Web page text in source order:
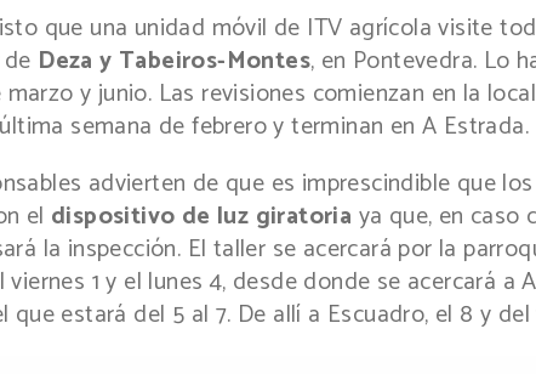
que una unidad móvil de ITV agrícola visite
Deza y Tabeiros-Montes, en Pontevedra. Lo
y junio. Las revisiones comienzan en la
semana de febrero y terminan en A Estrada.
advierten de que es imprescindible que
el dispositivo de luz giratoria ya que, en caso
la inspección. El taller se acercará por la
viernes 1 y el lunes 4, desde donde se acercará a
que estará del 5 al 7. De allí a Escuadro, el 8 y del